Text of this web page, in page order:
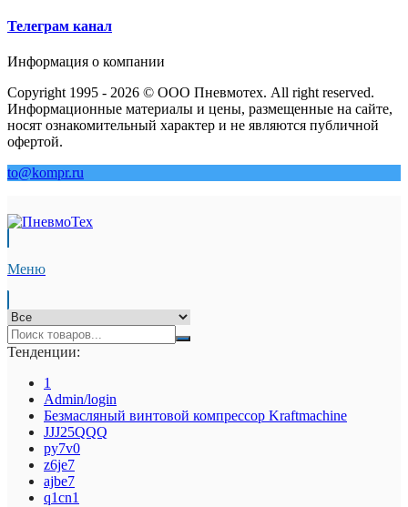
Телеграм канал
Информация о компании
Copyright 1995 - 2026 © ООО Пневмотех. All right reserved.
Информационные материалы и цены, размещенные на сайте,
носят ознакомительный характер и не являются публичной
офертой.
to@kompr.ru
Меню
Тенденции:
1
Admin/login
Безмасляный винтовой компрессор Kraftmaсhine
JJJ25QQQ
py7v0
z6je7
ajbe7
q1cn1